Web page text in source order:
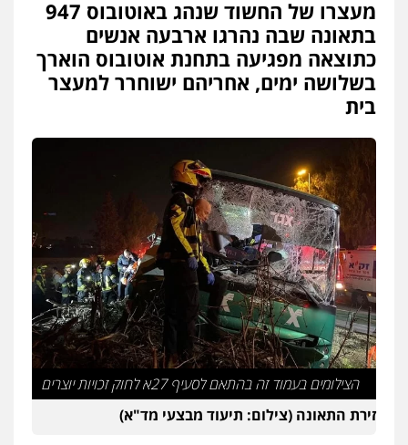
עו"ד דרוויש נאשף
פלילי פשיעה חמורה זכויות אדם
0527448141
עו"ד מוחמד סביחאת
0525077716
סלימאן אבו שעירה – משרד עורכי דין
פלילי בטחוני צבאי נזיקין
0547780927
דוד אפרים משרד עורכי דין
פלילי צווארון לבן מס הכנסה מע"מ
0506209859
מעצרו של החשוד שנהג באוטובוס 947
בתאונה שבה נהרגו ארבעה אנשים
כתוצאה מפגיעה בתחנת אוטובוס הוארך
בשלושה ימים, אחריהם ישוחרר למעצר
בית
הצילומים בעמוד זה בהתאם לסעיף 27א לחוק זכויות יוצרים
זירת התאונה (צילום: תיעוד מבצעי מד"א)